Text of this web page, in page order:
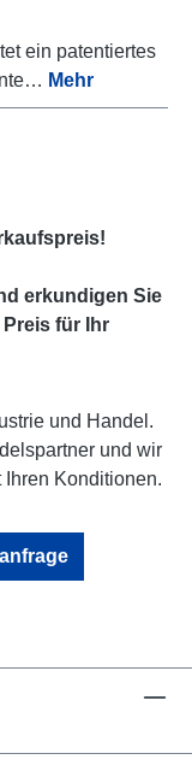
ein patentiertes
Mehr
erkundigen Sie
für Ihr
und Handel.
und wir
Konditionen.